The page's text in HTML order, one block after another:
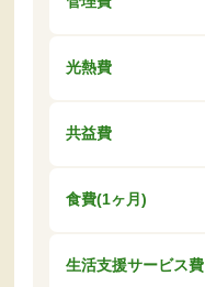
光熱費
共益費
食費(1ヶ月)
生活支援サービス費